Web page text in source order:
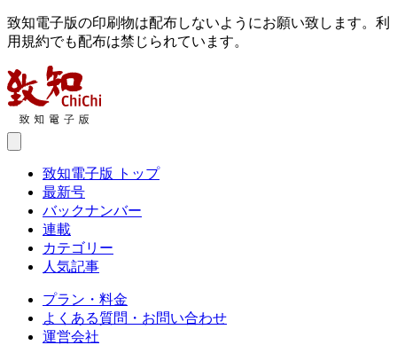
致知電子版の印刷物は配布しないようにお願い致します。利
用規約でも配布は禁じられています。
致知電子版 トップ
最新号
バックナンバー
連載
カテゴリー
人気記事
プラン・料金
よくある質問・お問い合わせ
運営会社